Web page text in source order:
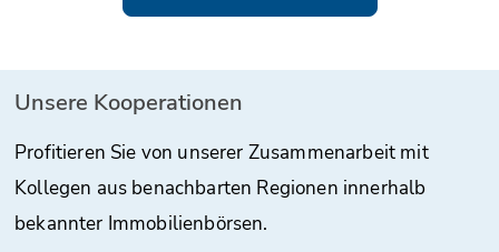
Unsere Kooperationen
Profitieren Sie von unserer Zusammenarbeit mit
Kollegen aus benachbarten Regionen innerhalb
bekannter Immobilienbörsen.